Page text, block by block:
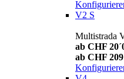
V2 S
Multistrada
ab CHF
ab CHF